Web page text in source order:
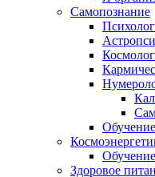
Самопознание
Обучение
Здоровое